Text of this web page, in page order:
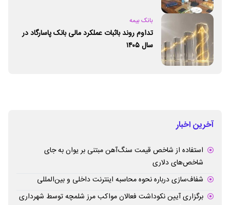
بانک بیمه
تداوم روند باثبات عملکرد مالی بانک پاسارگاد در
سال ۱۴۰۵
آخرین اخبار
استفاده از شاخص قیمت سنگ‌آهن مبتنی بر یوان به جای
شاخص‌های دلاری
شفاف‌سازی درباره نحوه محاسبه اینترنت داخلی و بین‌المللی
برگزاری آیین نکوداشت فعالان مواکب مرز شلمچه توسط شهرداری